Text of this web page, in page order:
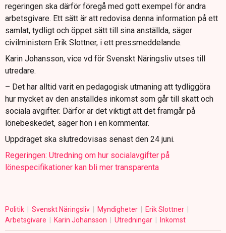
regeringen ska därför föregå med gott exempel för andra
arbetsgivare. Ett sätt är att redovisa denna information på ett
samlat, tydligt och öppet sätt till sina anställda, säger
civilministern Erik Slottner, i ett pressmeddelande.
Karin Johansson, vice vd för Svenskt Näringsliv utses till
utredare.
– Det har alltid varit en pedagogisk utmaning att tydliggöra
hur mycket av den anställdes inkomst som går till skatt och
sociala avgifter. Därför är det viktigt att det framgår på
lönebeskedet, säger hon i en kommentar.
Uppdraget ska slutredovisas senast den 24 juni.
Regeringen: Utredning om hur socialavgifter på
lönespecifikationer kan bli mer transparenta
Politik Svenskt Näringsliv Myndigheter
Erik Slottner
Arbetsgivare
Karin Johansson Utredningar Inkomst